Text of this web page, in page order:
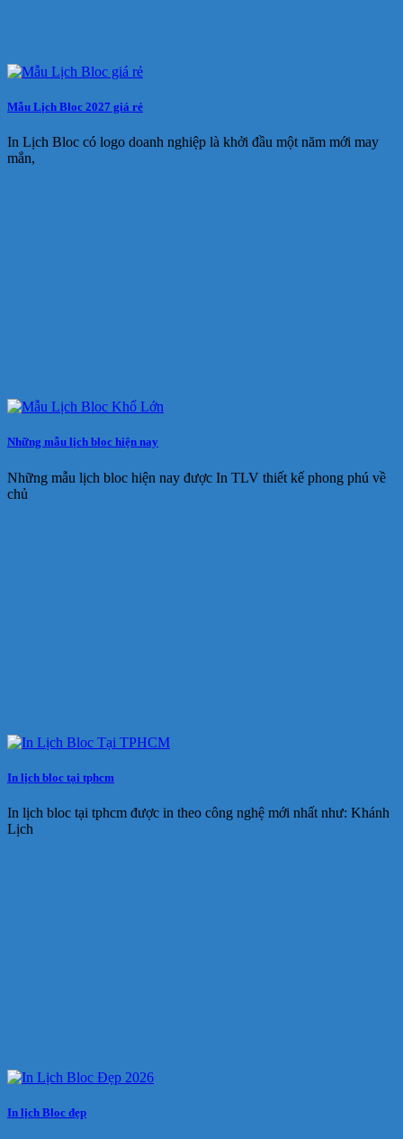
Mẫu Lịch Bloc 2027 giá rẻ
In Lịch Bloc có logo doanh nghiệp là khởi đầu một năm mới may
mắn,
Những mẫu lịch bloc hiện nay
Những mẫu lịch bloc hiện nay được In TLV thiết kế phong phú về
chủ
In lịch bloc tại tphcm
In lịch bloc tại tphcm được in theo công nghệ mới nhất như: Khánh
Lịch
In lịch Bloc đẹp